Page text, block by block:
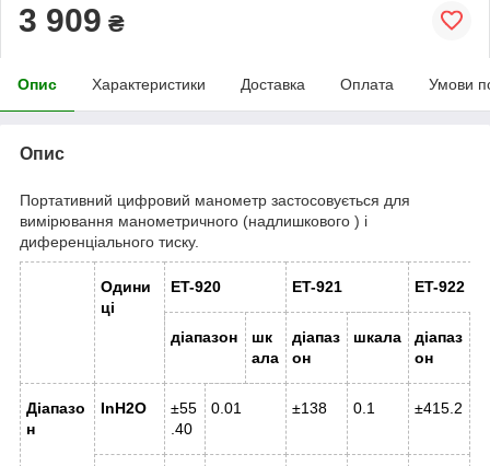
3 909 ₴
Опис Характеристики Доставка Оплата Умови
Опис
Портативний цифровий манометр застосовується для
вимірювання манометричного (надлишкового ) і
диференціального тиску.
Одини
ці
ET-920 ET-921 ET-922
діапазон
шк
ала
діапаз
он
шкала
діапаз
он
Діапазо
н
InH2O
±55
.40
0.01 ±138 0.1 ±415.2